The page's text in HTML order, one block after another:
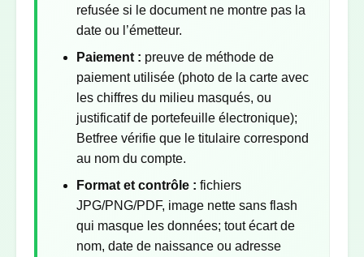
refusée si le document ne montre pas la
date ou l’émetteur.
Paiement : preuve de méthode de
paiement utilisée (photo de la carte avec
les chiffres du milieu masqués, ou
justificatif de portefeuille électronique);
Betfree vérifie que le titulaire correspond
au nom du compte.
Format et contrôle : fichiers
JPG/PNG/PDF, image nette sans flash
qui masque les données; tout écart de
nom, date de naissance ou adresse